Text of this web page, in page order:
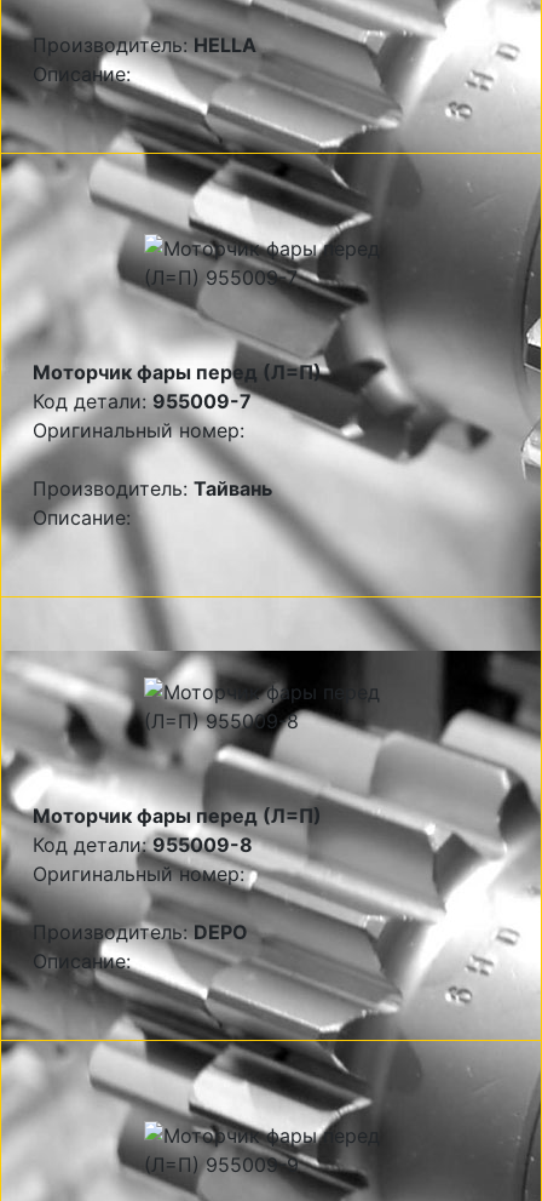
Производитель: HELLA
Описание:
Моторчик фары перед (Л=П)
Код детали:955009-7
Оригинальный номер:
Производитель: Тайвань
Описание:
Моторчик фары перед (Л=П)
Код детали:955009-8
Оригинальный номер:
Производитель:DEPO
Описание: